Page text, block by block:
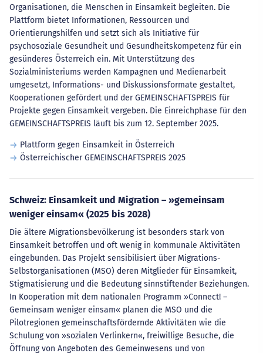
Organisationen, die Menschen in Einsamkeit begleiten. Die
Plattform bietet Informationen, Ressourcen und
Orientierungshilfen und setzt sich als Initiative für
psychosoziale Gesundheit und Gesundheitskompetenz für ein
gesünderes Österreich ein. Mit Unterstützung des
Sozialministeriums werden Kampagnen und Medienarbeit
umgesetzt, Informations- und Diskussionsformate gestaltet,
Kooperationen gefördert und der GEMEINSCHAFTSPREIS für
Projekte gegen Einsamkeit vergeben. Die Einreichphase für den
GEMEINSCHAFTSPREIS läuft bis zum 12. September 2025.
Plattform gegen Einsamkeit in Österreich
Österreichischer GEMEINSCHAFTSPREIS 2025
Schweiz: Einsamkeit und Migration – »gemeinsam
weniger einsam« (2025 bis 2028)
Die ältere Migrationsbevölkerung ist besonders stark von
Einsamkeit betroffen und oft wenig in kommunale Aktivitäten
eingebunden. Das Projekt sensibilisiert über Migrations-
Selbstorganisationen (MSO) deren Mitglieder für Einsamkeit,
Stigmatisierung und die Bedeutung sinnstiftender Beziehungen.
In Kooperation mit dem nationalen Programm »Connect! –
Gemeinsam weniger einsam« planen die MSO und die
Pilotregionen gemeinschaftsfördernde Aktivitäten wie die
Schulung von »sozialen Verlinkern«, freiwillige Besuche, die
Öffnung von Angeboten des Gemeinwesens und von